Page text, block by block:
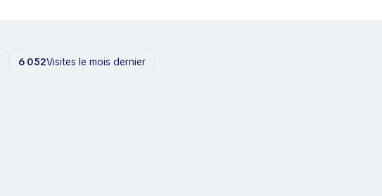
6 052Visites le mois dernier